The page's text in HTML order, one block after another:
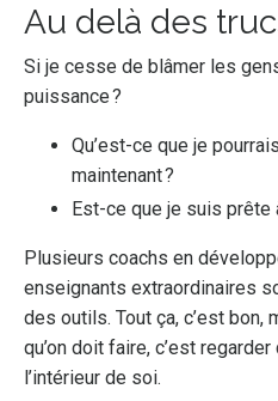
Au delà des
Si je cesse de blâmer les
puissance ?
Qu’est-ce que je
maintenant ?
Est-ce que je suis prête
Plusieurs coachs en
enseignants extraordinaires
des outils. Tout ça, c’est bon,
qu’on doit faire, c’est regarder
l’intérieur de soi.